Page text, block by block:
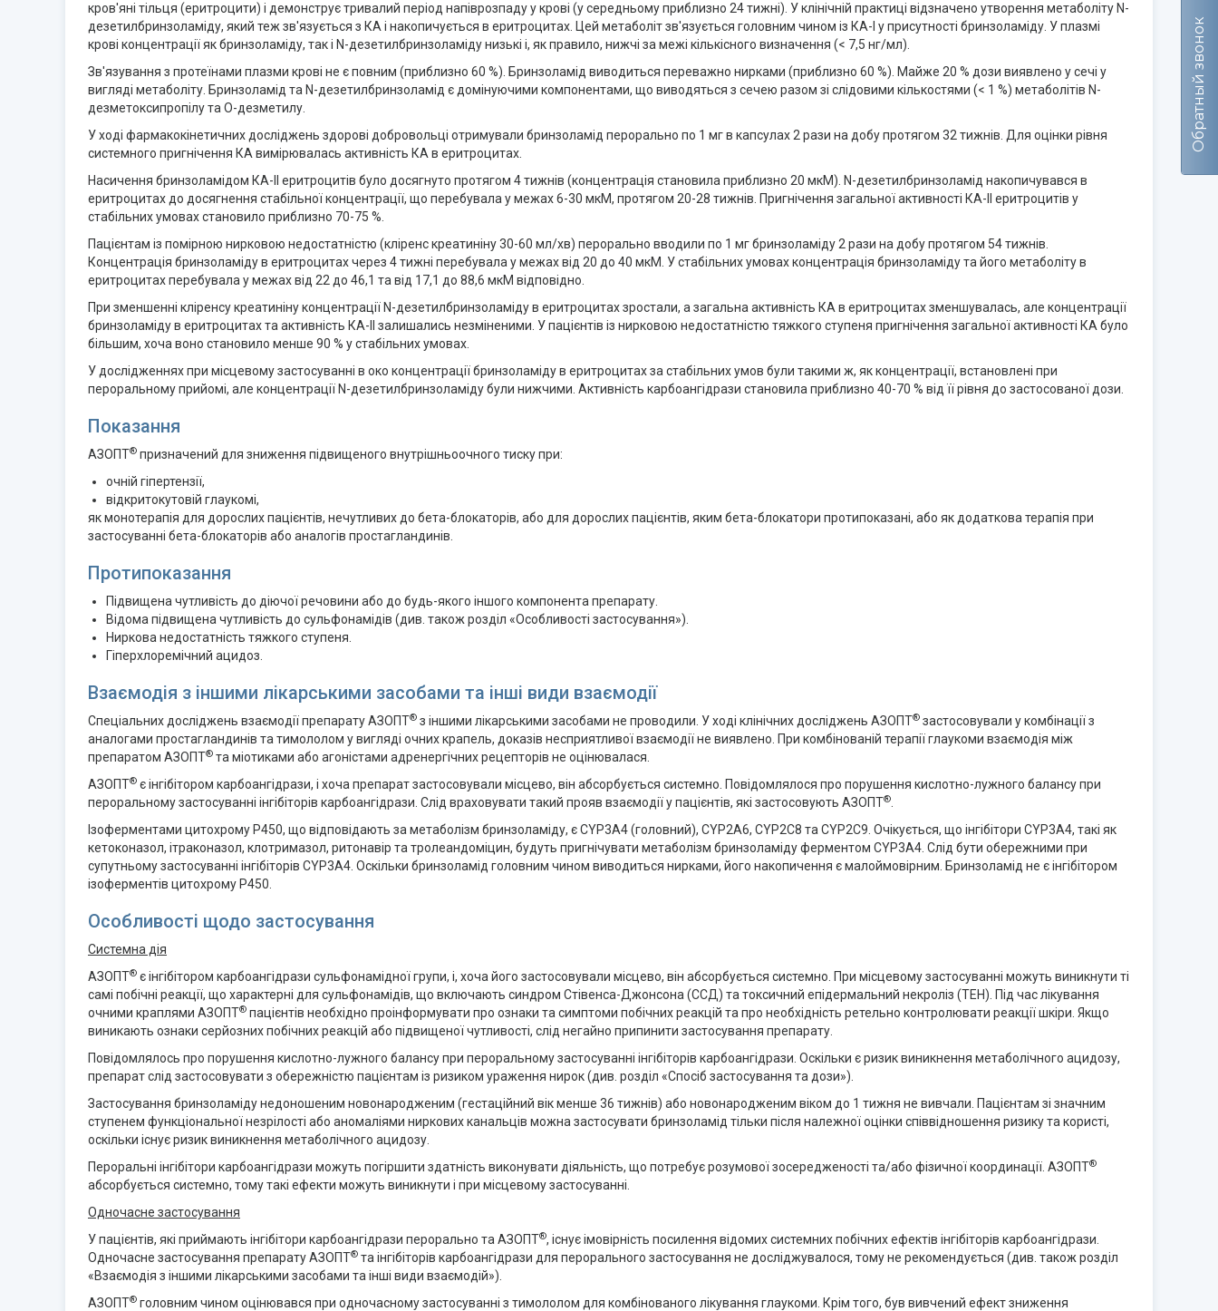
кров'яні тільця (еритроцити) і демонструє тривалий період напіврозпаду у крові (у середньому приблизно 24 тижні). У клінічній практиці відзначено утворення метаболіту N-
дезетилбринзоламіду, який теж зв'язується з КА і накопичується в еритроцитах. Цей метаболіт зв'язується головним чином із КА-І у присутності бринзоламіду. У плазмі
крові концентрації як бринзоламіду, так і N-дезетилбринзоламіду низькі і, як правило, нижчі за межі кількісного визначення (< 7,5 нг/мл).
Зв'язування з протеїнами плазми крові не є повним (приблизно 60 %). Бринзоламід виводиться переважно нирками (приблизно 60 %). Майже 20 % дози виявлено у сечі у
вигляді метаболіту. Бринзоламід та N-дезетилбринзоламід є домінуючими компонентами, що виводяться з сечею разом зі слідовими кількостями (< 1 %) метаболітів N-
дезметоксипропілу та О-дезметилу.
У ході фармакокінетичних досліджень здорові добровольці отримували бринзоламід перорально по 1 мг в капсулах 2 рази на добу протягом 32 тижнів. Для оцінки рівня
системного пригнічення КА вимірювалась активність КА в еритроцитах.
Насичення бринзоламідом КА-ІІ еритроцитів було досягнуто протягом 4 тижнів (концентрація становила приблизно 20 мкМ). N-дезетилбринзоламід накопичувався в
еритроцитах до досягнення стабільної концентрації, що перебувала у межах 6-30 мкМ, протягом 20-28 тижнів. Пригнічення загальної активності КА-ІІ еритроцитів у
стабільних умовах становило приблизно 70-75 %.
Пацієнтам із помірною нирковою недостатністю (кліренс креатиніну 30-60 мл/хв) перорально вводили по 1 мг бринзоламіду 2 рази на добу протягом 54 тижнів.
Концентрація бринзоламіду в еритроцитах через 4 тижні перебувала у межах від 20 до 40 мкМ. У стабільних умовах концентрація бринзоламіду та його метаболіту в
еритроцитах перебувала у межах від 22 до 46,1 та від 17,1 до 88,6 мкМ відповідно.
При зменшенні кліренсу креатиніну концентрації N-дезетилбринзоламіду в еритроцитах зростали, а загальна активність КА в еритроцитах зменшувалась, але концентрації
бринзоламіду в еритроцитах та активність КА-II залишались незміненими. У пацієнтів із нирковою недостатністю тяжкого ступеня пригнічення загальної активності КА було
більшим, хоча воно становило менше 90 % у стабільних умовах.
У дослідженнях при місцевому застосуванні в око концентрації бринзоламіду в еритроцитах за стабільних умов були такими ж, як концентрації, встановлені при
пероральному прийомі, але концентрації N-дезетилбринзоламіду були нижчими. Активність карбоангідрази становила приблизно 40-70 % від її рівня до застосованої дози.
Показання
АЗОПТ® призначений для зниження підвищеного внутрішньоочного тиску при:
очній гіпертензії,
відкритокутовій глаукомі,
як монотерапія для дорослих пацієнтів, нечутливих до бета-блокаторів, або для дорослих пацієнтів, яким бета-блокатори протипоказані, або як додаткова терапія при
застосуванні бета-блокаторів або аналогів простагландинів.
Протипоказання
Підвищена чутливість до діючої речовини або до будь-якого іншого компонента препарату.
Відома підвищена чутливість до сульфонамідів (див. також розділ «Особливості застосування»).
Ниркова недостатність тяжкого ступеня.
Гіперхлоремічний ацидоз.
Взаємодія з іншими лікарськими засобами та інші види взаємодії
Спеціальних досліджень взаємодії препарату АЗОПТ® з іншими лікарськими засобами не проводили. У ході клінічних досліджень АЗОПТ® застосовували у комбінації з
аналогами простагландинів та тимололом у вигляді очних крапель, доказів несприятливої взаємодії не виявлено. При комбінованій терапії глаукоми взаємодія між
препаратом АЗОПТ® та міотиками або агоністами адренергічних рецепторів не оцінювалася.
АЗОПТ® є інгібітором карбоангідрази, і хоча препарат застосовували місцево, він абсорбується системно. Повідомлялося про порушення кислотно-лужного балансу при
пероральному застосуванні інгібіторів карбоангідрази. Слід враховувати такий прояв взаємодії у пацієнтів, які застосовують АЗОПТ®
Ізоферментами цитохрому Р450, що відповідають за метаболізм бринзоламіду, є CYP3A4 (головний), CYP2A6, CYP2С8 та CYP2С9. Очікується, що інгібітори CYP3A4, такі як
кетоконазол, ітраконазол, клотримазол, ритонавір та тролеандоміцин, будуть пригнічувати метаболізм бринзоламіду ферментом CYP3A4. Слід бути обережними при
супутньому застосуванні інгібіторів CYP3A4. Оскільки бринзоламід головним чином виводиться нирками, його накопичення є малоймовірним. Бринзоламід не є інгібітором
ізоферментів цитохрому Р450.
Особливості щодо застосування
Системна дія
АЗОПТ® є інгібітором карбоангідрази сульфонамідної групи, і, хоча його застосовували місцево, він абсорбується системно. При місцевому застосуванні можуть виникнути ті
самі побічні реакції, що характерні для сульфонамідів, що включають синдром Стівенса-Джонсона (ССД) та токсичний епідермальний некроліз (ТЕН). Під час лікування
очними краплями АЗОПТ® пацієнтів необхідно проінформувати про ознаки та симптоми побічних реакцій та про необхідність ретельно контролювати реакції шкіри. Якщо
виникають ознаки серйозних побічних реакцій або підвищеної чутливості, слід негайно припинити застосування препарату.
Повідомлялось про порушення кислотно-лужного балансу при пероральному застосуванні інгібіторів карбоангідрази. Оскільки є ризик виникнення метаболічного ацидозу,
препарат слід застосовувати з обережністю пацієнтам із ризиком ураження нирок (див. розділ «Спосіб застосування та дози»).
Застосування бринзоламіду недоношеним новонародженим (гестаційний вік менше 36 тижнів) або новонародженим віком до 1 тижня не вивчали. Пацієнтам зі значним
ступенем функціональної незрілості або аномаліями ниркових канальців можна застосувати бринзоламід тільки після належної оцінки співвідношення ризику та користі,
оскільки існує ризик виникнення метаболічного ацидозу.
Пероральні інгібітори карбоангідрази можуть погіршити здатність виконувати діяльність, що потребує розумової зосередженості та/або фізичної координації. АЗОПТ®
абсорбується системно, тому такі ефекти можуть виникнути і при місцевому застосуванні.
Одночасне застосування
У пацієнтів, які приймають інгібітори карбоангідрази перорально та АЗОПТ®, існує імовірність посилення відомих системних побічних ефектів інгібіторів карбоангідрази.
Одночасне застосування препарату АЗОПТ® та інгібіторів карбоангідрази для перорального застосування не досліджувалося, тому не рекомендується (див. також розділ
«Взаємодія з іншими лікарськими засобами та інші види взаємодій»).
АЗОПТ® головним чином оцінювався при одночасному застосуванні з тимололом для комбінованого лікування глаукоми. Крім того, був вивчений ефект зниження
Обратный звонок